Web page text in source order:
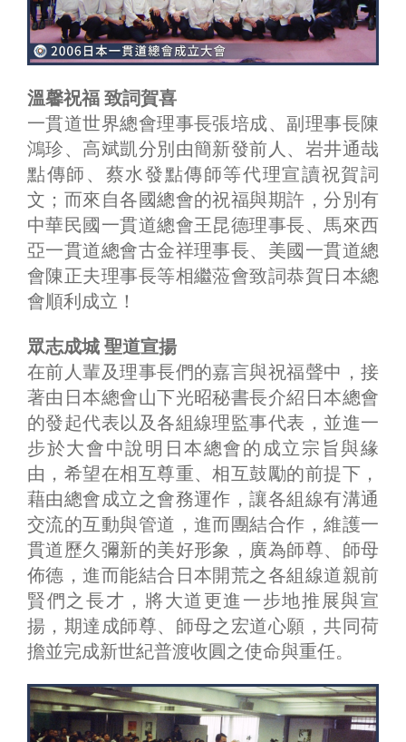
溫馨祝福 致詞賀喜
一貫道世界總會理事長張培成、副理事長陳
鴻珍、高斌凱分別由簡新發前人、岩井通哉
點傳師、蔡水發點傳師等代理宣讀祝賀詞
文；而來自各國總會的祝福與期許，分別有
中華民國一貫道總會王昆德理事長、馬來西
亞一貫道總會古金祥理事長、美國一貫道總
會陳正夫理事長等相繼蒞會致詞恭賀日本總
會順利成立！
眾志成城 聖道宣揚
在前人輩及理事長們的嘉言與祝福聲中，接
著由日本總會山下光昭秘書長介紹日本總會
的發起代表以及各組線理監事代表，並進一
步於大會中說明日本總會的成立宗旨與緣
由，希望在相互尊重、相互鼓勵的前提下，
藉由總會成立之會務運作，讓各組線有溝通
交流的互動與管道，進而團結合作，維護一
貫道歷久彌新的美好形象，廣為師尊、師母
佈德，進而能結合日本開荒之各組線道親前
賢們之長才，將大道更進一步地推展與宣
揚，期達成師尊、師母之宏道心願，共同荷
擔並完成新世紀普渡收圓之使命與重任。